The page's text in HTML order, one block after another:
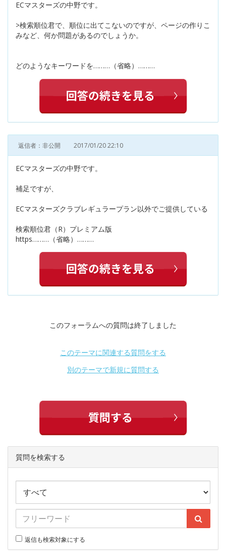
ECマスターズの中野です。
>検索順位君で、順位に出てこないのですが、ページの作りこ
みなど、何か問題があるのでしょうか。
どのようなキーワードを………（省略）………
返信者：非公開 2017/01/20 22:10
ECマスターズの中野です。
補足ですが、
ECマスターズクラブレギュラープラン以外でご提供している
検索順位君（R）プレミアム版
https………（省略）………
このフォーラムへの質問は終了しました
このテーマに関連する質問をする
別のテーマで新規に質問する
質問を検索する
返信も検索対象にする